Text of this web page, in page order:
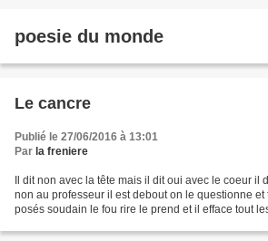
poesie du monde
Le cancre
Publié le 27/06/2016 à 13:01
Par la freniere
Il dit non avec la tête mais il dit oui avec le coeur il
non au professeur il est debout on le questionne
posés soudain le fou rire le prend et il efface tout